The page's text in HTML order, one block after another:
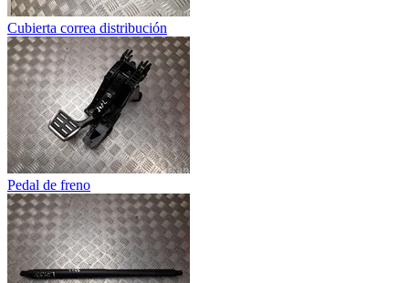
Cubierta correa distribución
Pedal de freno